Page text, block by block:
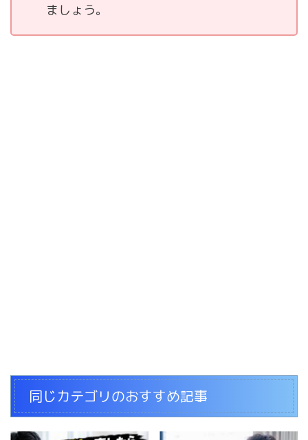
ましょう。
同じカテゴリのおすすめ記事